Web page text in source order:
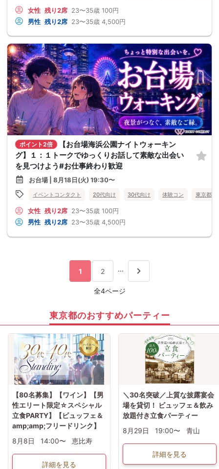
女性 残り2席 23〜35歳 100円
男性 残り2席 23〜35歳 4,500円
ポイント2倍
【お台場海浜公園ナイトウォーキン
グ】１：１トークでゆっくりお話して素敵な出会い
を見つけよう#お仕事終わり歓迎
お台場 | 8月18日(火) 19:30〜
イベントコンタクト 20代向け 30代向け 体験コン 東京都
女性 残り2席 23〜35歳 100円
男性 残り2席 23〜35歳 4,500円
1 2 ...
全4ページ
東京都のおすすめパーティー
【80名募集】【ワイン】【男
性エリート限定☆スペシャル
立食PARTY】【ビュッフェ＆
amp;amp;フリードリンク】
8月8日
14:00〜 恵比寿
詳細を見る
＼30名突破／上質な披露宴会
場を貸切！ ビュッフェ＆飲み
放題付き立食パーティー
8月29日
19:00〜 青山
詳細を見る